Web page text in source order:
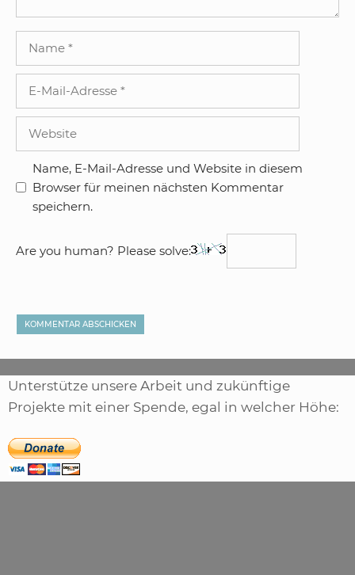
Adresse
Name, E-Mail-Adresse und Website in diesem
Browser für meinen nächsten Kommentar
speichern.
Are you human? Please solve:
Unterstütze unsere Arbeit und zukünftige
Projekte mit einer Spende, egal in welcher Höhe: